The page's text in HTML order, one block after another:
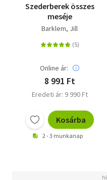
Szederberek összes
meséje
Barklem, Jill
Online ár:
8 991 Ft
Eredeti ár: 9 990 Ft
Kosárba
2 - 3 munkanap